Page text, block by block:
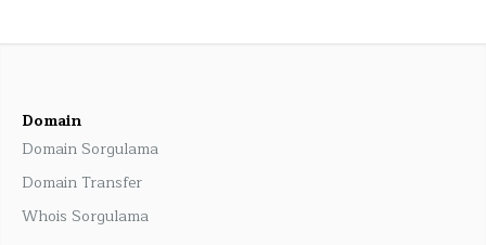
Domain
Domain Sorgulama
Domain Transfer
Whois Sorgulama